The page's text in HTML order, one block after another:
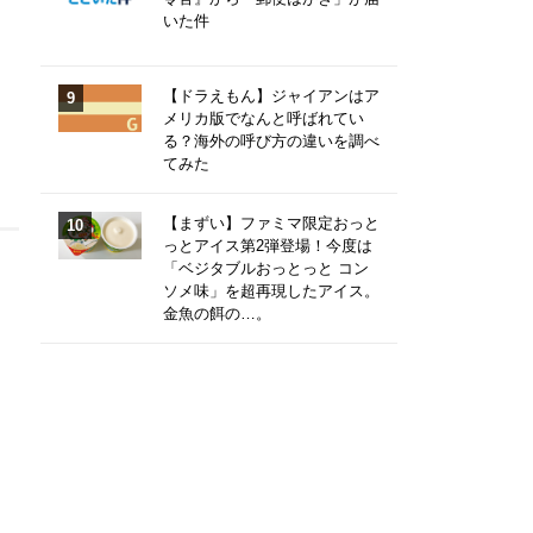
いた件
【ドラえもん】ジャイアンはア
メリカ版でなんと呼ばれてい
る？海外の呼び方の違いを調べ
てみた
【まずい】ファミマ限定おっと
っとアイス第2弾登場！今度は
「ベジタブルおっとっと コン
ソメ味」を超再現したアイス。
金魚の餌の…。